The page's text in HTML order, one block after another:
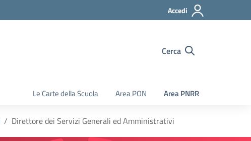
Accedi
Cerca
Le Carte della Scuola Area PON Area PNRR
Direttore dei Servizi Generali ed Amministrativi